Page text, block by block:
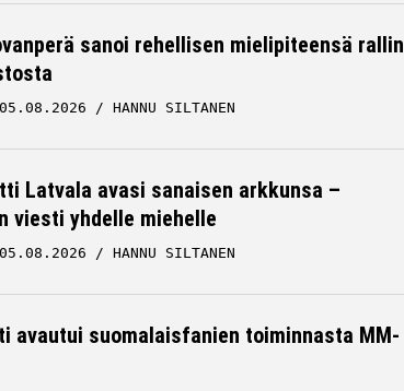
sanoi rehellisen mielipiteensä rallin
05.08.2026 HANNU SILTANEN
Latvala avasi sanaisen arkkunsa –
viesti yhdelle miehelle
05.08.2026 HANNU SILTANEN
avautui suomalaisfanien toiminnasta MM-